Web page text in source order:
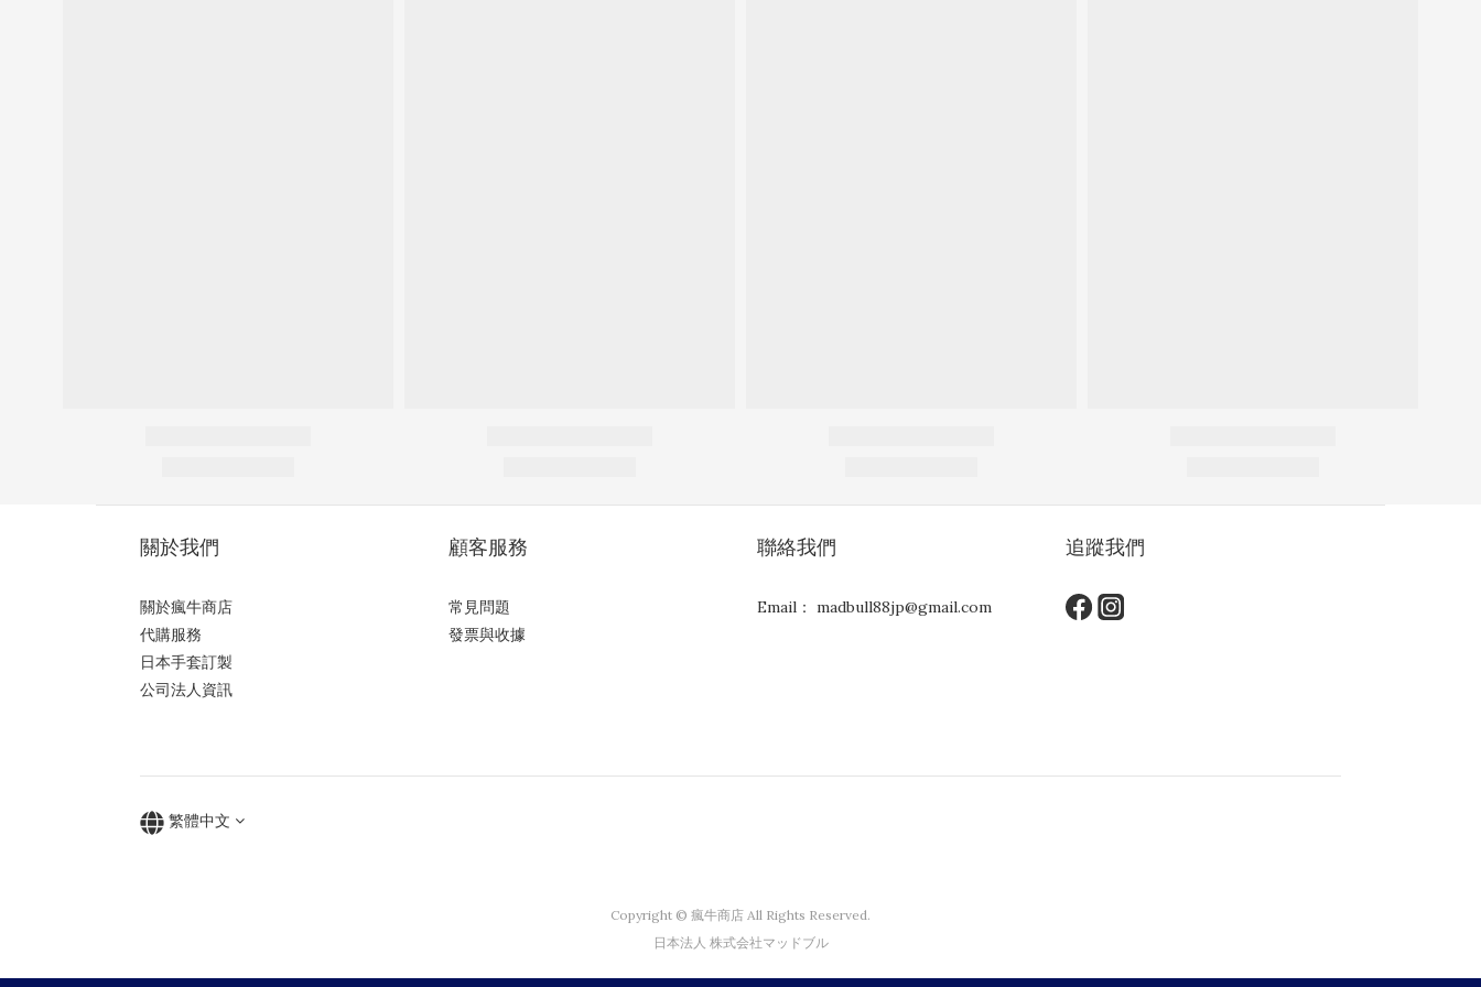
關於我們
關於瘋牛商店
代購服務
日本手套訂製
公司法人資訊
顧客服務
常見問題
發票與收據
聯絡我們
Email： madbull88jp@gmail.com
追蹤我們
繁體中文
Copyright © 瘋牛商店 All Rights Reserved.
日本法人 株式会社マッドブル